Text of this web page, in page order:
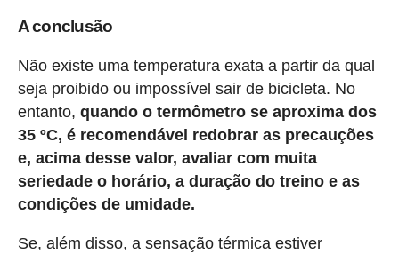
A conclusão
Não existe uma temperatura exata a partir da qual
seja proibido ou impossível sair de bicicleta. No
entanto, quando o termômetro se aproxima dos
35 ºC, é recomendável redobrar as precauções
e, acima desse valor, avaliar com muita
seriedade o horário, a duração do treino e as
condições de umidade.
Se, além disso, a sensação térmica estiver